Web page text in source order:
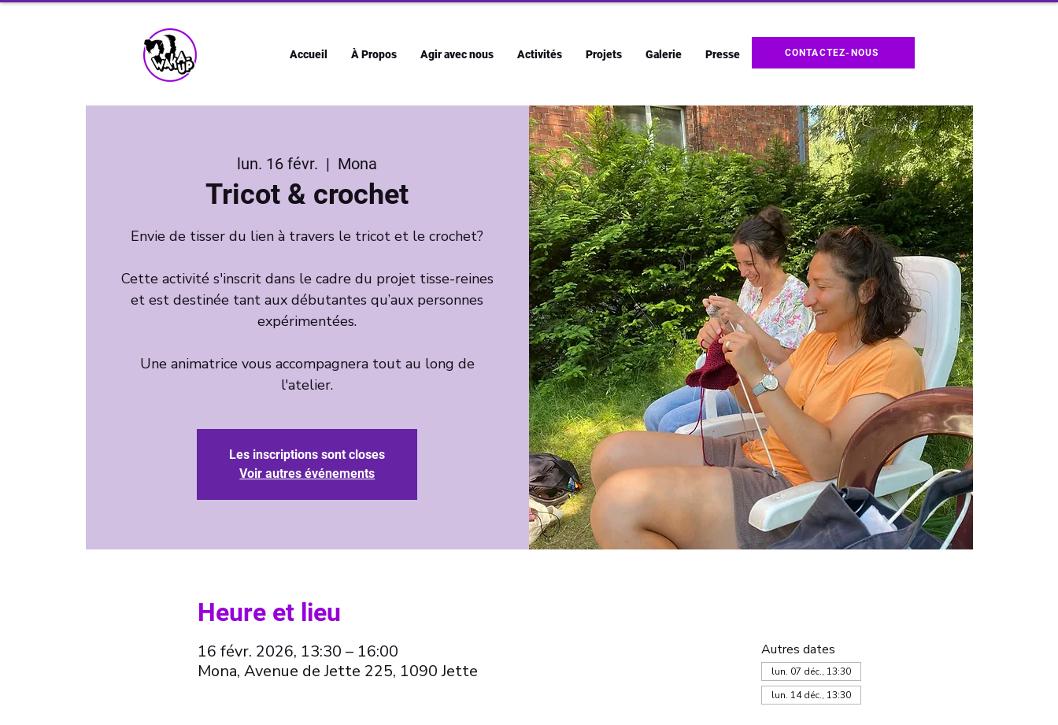
Accueil À Propos Agir avec nous Activités Projets Galerie Presse CONTACTEZ-NOUS
lun. 16 févr.
  |
Mona
Tricot & crochet
Envie de tisser du lien à travers le tricot et le crochet?
Cette activité s'inscrit dans le cadre du projet tisse-reines
et est destinée tant aux débutantes qu’aux personnes
expérimentées.
Une animatrice vous accompagnera tout au long de
l'atelier.
Les inscriptions sont closes
Voir autres événements
Heure et lieu
16 févr. 2026, 13:30 – 16:00
Mona, Avenue de Jette 225, 1090 Jette
Autres dates
lun. 07 déc., 13:30
lun. 14 déc., 13:30